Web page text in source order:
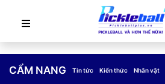
CẨM NANG Tin tức Kiến thức Nhân vật